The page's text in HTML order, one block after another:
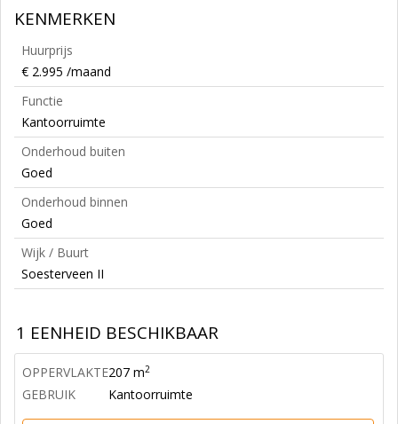
KENMERKEN
Huurprijs
€ 2.995 /maand
Functie
Kantoorruimte
Onderhoud buiten
Goed
Onderhoud binnen
Goed
Wijk / Buurt
Soesterveen II
1 EENHEID BESCHIKBAAR
OPPERVLAKTE207 m2
GEBRUIK Kantoorruimte